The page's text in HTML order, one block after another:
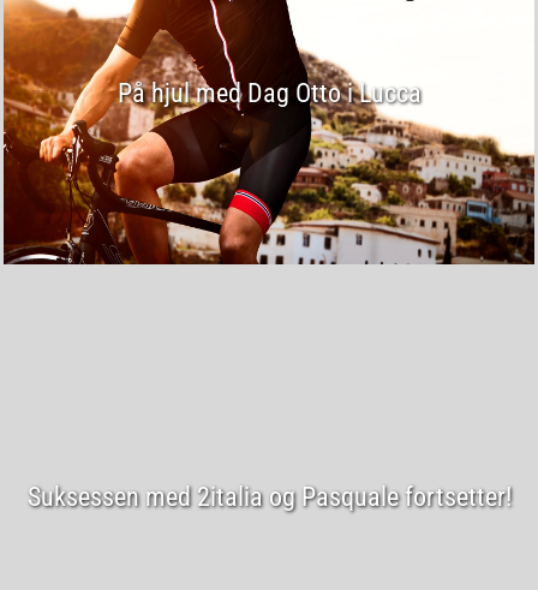
På hjul med Dag Otto i Lucca
Suksessen med 2italia og Pasquale fortsetter!